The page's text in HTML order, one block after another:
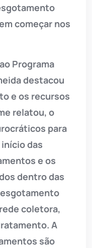
começar nos
Programa
destacou
e os recursos
relatou, o
para
das
e os
dentro das
coletora,
A
são